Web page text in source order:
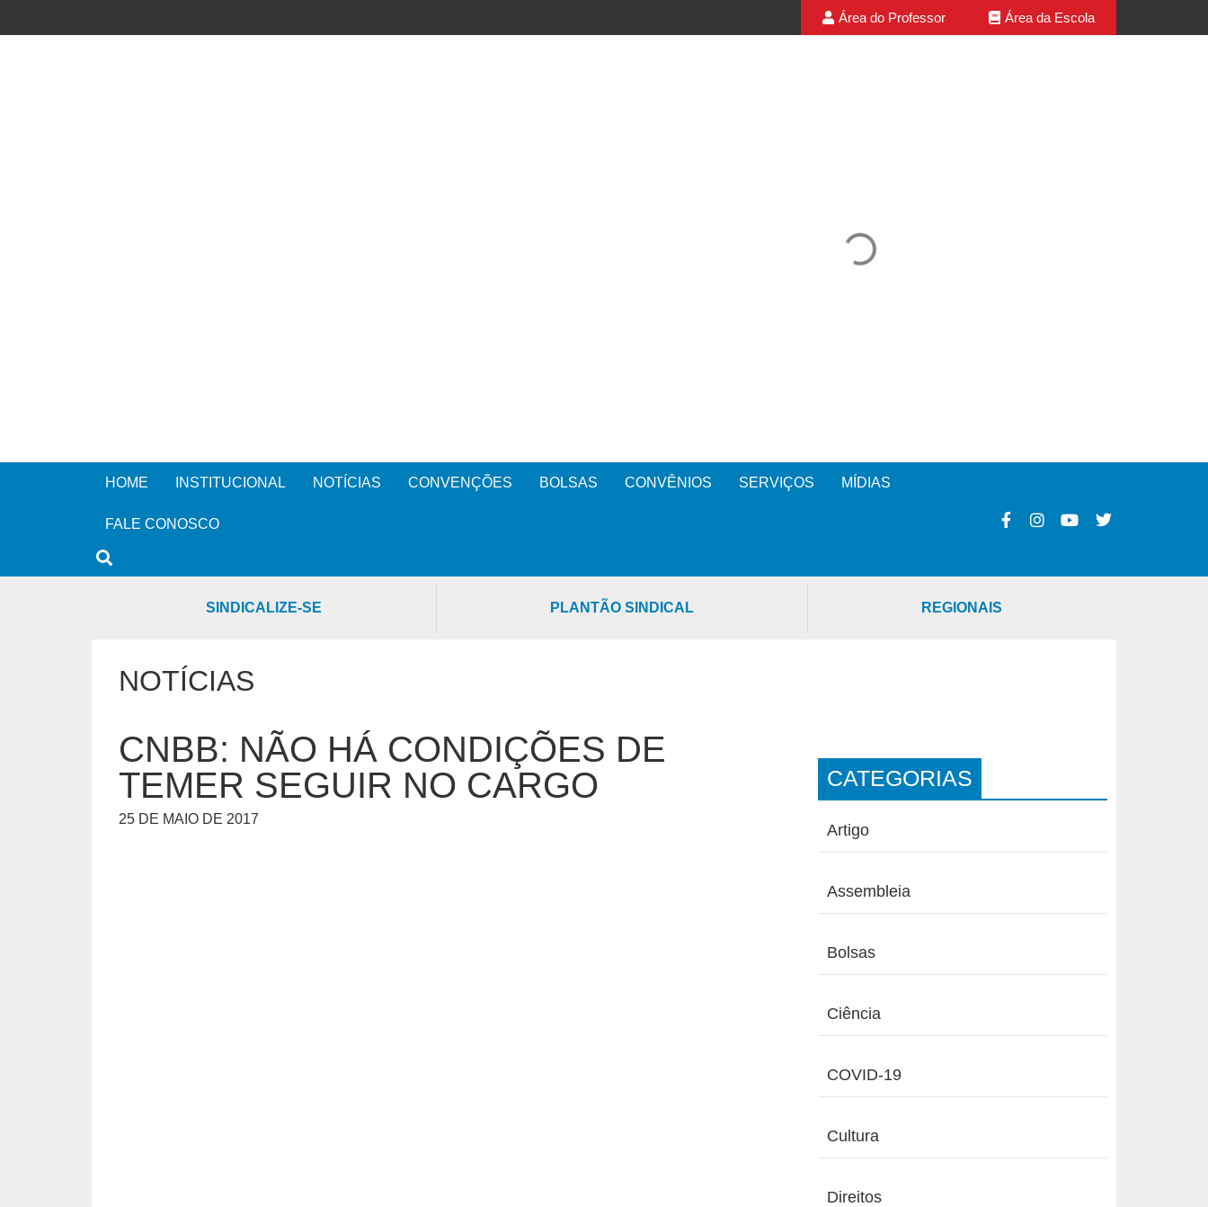
Área do Professor Área da Escola
HOME INSTITUCIONAL NOTÍCIAS CONVENÇÕES BOLSAS CONVÊNIOS SERVIÇOS MÍDIAS
FALE CONOSCO
SINDICALIZE-SE PLANTÃO SINDICAL REGIONAIS
NOTÍCIAS
CNBB: NÃO HÁ CONDIÇÕES DE
TEMER SEGUIR NO CARGO
25 DE MAIO DE 2017
CATEGORIAS
Artigo
Assembleia
Bolsas
Ciência
COVID-19
Cultura
Direitos